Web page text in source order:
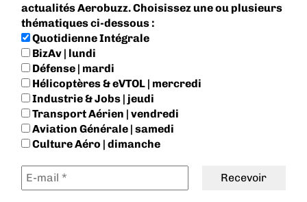
actualités Aerobuzz. Choisissez une ou plusieurs
thématiques ci-dessous :
Quotidienne Intégrale
BizAv | lundi
Défense | mardi
Hélicoptères & eVTOL | mercredi
Industrie & Jobs | jeudi
Transport Aérien | vendredi
Aviation Générale | samedi
Culture Aéro | dimanche